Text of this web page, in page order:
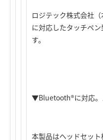
ロジテック株式会社
に対応したタッチペ
す。
▼Bluetooth®に対応。
本製品はヘッドセッ